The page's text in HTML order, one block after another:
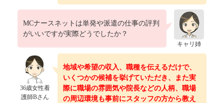
キャリ姉
MCナースネットは単発や派遣の仕事の評判
がいいですが実際どうでしたか？
36歳女性看
護師Bさん
地域や希望の収入、職種を伝えるだけで、
いくつかの候補を挙げていただき、また実
際に職場の雰囲気や院長などの人柄、職場
の周辺環境も事前にスタッフの方から教え